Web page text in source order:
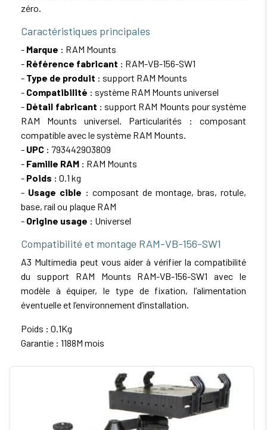
zéro.
Caractéristiques principales
- Marque : RAM Mounts
- Référence fabricant : RAM-VB-156-SW1
- Type de produit : support RAM Mounts
- Compatibilité : système RAM Mounts universel
- Détail fabricant : support RAM Mounts pour système
RAM Mounts universel. Particularités : composant
compatible avec le système RAM Mounts.
- UPC : 793442903809
- Famille RAM : RAM Mounts
- Poids : 0.1 kg
- Usage cible : composant de montage, bras, rotule,
base, rail ou plaque RAM
- Origine usage : Universel
Compatibilité et montage RAM-VB-156-SW1
A3 Multimedia peut vous aider à vérifier la compatibilité
du support RAM Mounts RAM-VB-156-SW1 avec le
modèle à équiper, le type de fixation, l’alimentation
éventuelle et l’environnement d’installation.
Poids : 0.1Kg
Garantie : 1188M mois